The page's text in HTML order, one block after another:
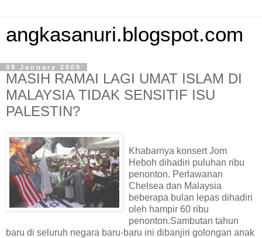
angkasanuri.blogspot.com
09 January 2009
MASIH RAMAI LAGI UMAT ISLAM DI
MALAYSIA TIDAK SENSITIF ISU
PALESTIN?
Khabarnya konsert Jom
Heboh dihadiri puluhan ribu
penonton. Perlawanan
Chelsea dan Malaysia
beberapa bulan lepas dihadiri
oleh hampir 60 ribu
penonton.Sambutan tahun
baru di seluruh negara baru-baru ini dibanjiri golongan anak